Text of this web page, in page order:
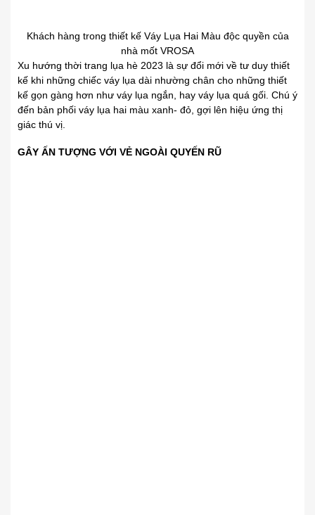
Khách hàng trong thiết kế Váy Lụa Hai Màu độc quyền của
nhà mốt VROSA
Xu hướng thời trang lụa hè 2023 là sự đổi mới về tư duy thiết
kế khi những chiếc váy lụa dài nhường chân cho những thiết
kế gọn gàng hơn như váy lụa ngắn, hay váy lụa quá gối. Chú ý
đến bản phối váy lụa hai màu xanh- đỏ, gợi lên hiệu ứng thị
giác thú vị.
GÂY ẤN TƯỢNG VỚI VẺ NGOÀI QUYẾN RŨ